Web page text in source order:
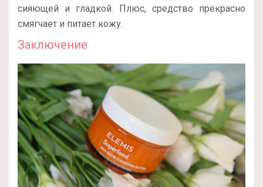
сияющей и гладкой. Плюс, средство прекрасно
смягчает и питает кожу.
Заключение